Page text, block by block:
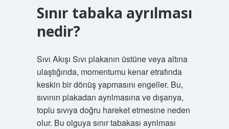
Sınır tabaka ayrılması
nedir?
Sıvı Akışı Sıvı plakanın üstüne veya altına
ulaştığında, momentumu kenar etrafında
keskin bir dönüş yapmasını engeller. Bu,
sıvının plakadan ayrılmasına ve dışarıya,
toplu sıvıya doğru hareket etmesine neden
olur. Bu olguya sınır tabakası ayrılması